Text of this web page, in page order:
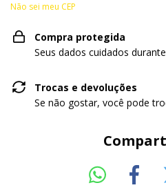
Não sei meu CEP
Compra protegida
Seus dados cuidados
Trocas e devoluções
Se não gostar, você pode